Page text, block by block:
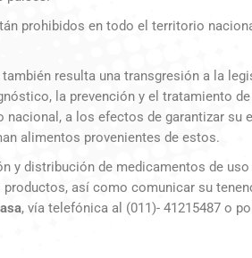
prohibidos en todo el territorio
resulta una transgresión a la
la prevención y el tratamiento
a los efectos de garantizar su
alimentos provenientes de estos.
y distribución de medicamentos de uso
así como comunicar su
, vía telefónica al (011)- 41215487 o